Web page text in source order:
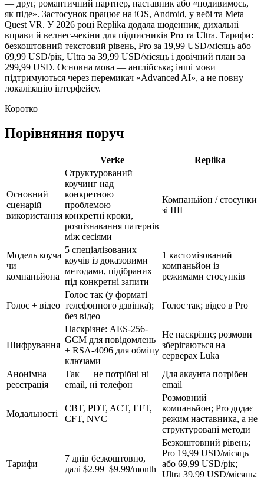
— друг, романтичний партнер, наставник або «подивимось,
як піде». Застосунок працює на iOS, Android, у вебі та Meta
Quest VR. У 2026 році Replika додала щоденник, дихальні
вправи й велнес-чекіни для підписників Pro та Ultra. Тарифи:
безкоштовний текстовий рівень, Pro за 19,99 USD/місяць або
69,99 USD/рік, Ultra за 39,99 USD/місяць і довічний план за
299,99 USD. Основна мова — англійська; інші мови
підтримуються через перемикач «Advanced AI», а не повну
локалізацію інтерфейсу.
Коротко
Порівняння поруч
Verke Replika
Основний
сценарій
використання
Структурований
коучинг над
конкретною
проблемою —
конкретні кроки,
розпізнавання патернів
між сесіями
Компаньйон / стосунки
зі ШІ
Модель коуча
чи
компаньйона
5 спеціалізованих
коучів із доказовими
методами, підібраних
під конкретні запити
1 кастомізований
компаньйон із
режимами стосунків
Голос + відео
Голос так (у форматі
телефонного дзвінка);
без відео
Голос так; відео в Pro
Шифрування
Наскрізне: AES-256-
GCM для повідомлень
+ RSA-4096 для обміну
ключами
Не наскрізне; розмови
зберігаються на
серверах Luka
Анонімна
реєстрація
Так — не потрібні ні
email, ні телефон
Для акаунта потрібен
email
Модальності
CBT, PDT, ACT, EFT,
CFT, NVC
Розмовний
компаньйон; Pro додає
режим наставника, а не
структуровані методи
Тарифи
7 днів безкоштовно,
далі $2.99–$9.99/month
Безкоштовний рівень;
Pro 19,99 USD/місяць
або 69,99 USD/рік;
Ultra 39,99 USD/місяць;